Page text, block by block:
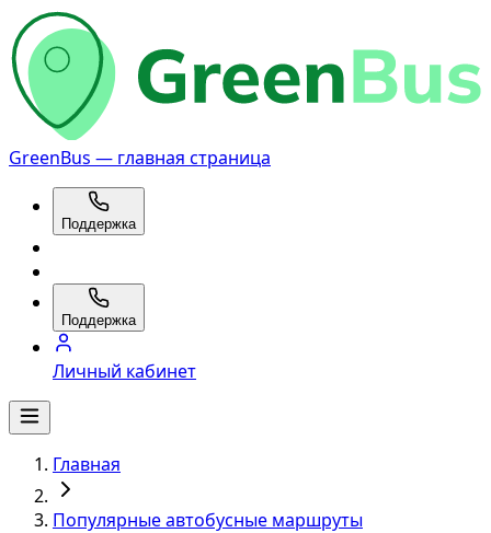
GreenBus — главная страница
Поддержка
Поддержка
Личный кабинет
Главная
Популярные автобусные маршруты